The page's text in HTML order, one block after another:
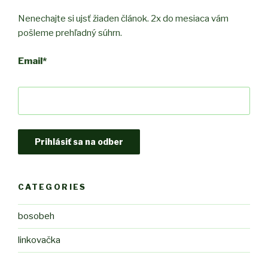
Nenechajte si ujsť žiaden článok. 2x do mesiaca vám
pošleme prehľadný súhrn.
Email*
CATEGORIES
bosobeh
linkovačka